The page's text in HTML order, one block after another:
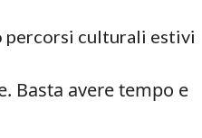
percorsi culturali estivi
Basta avere tempo e